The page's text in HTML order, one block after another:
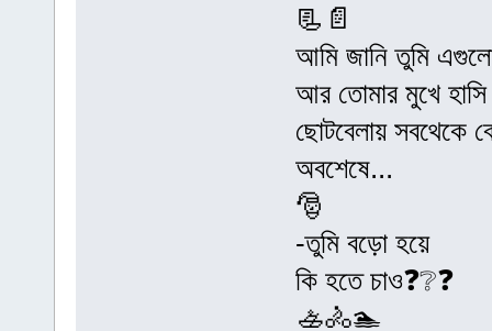
📃📄
আমি জানি তুমি
আর তোমার মুখে
ছোটবেলায় সবথেকে
অবশেষে...
🎅
-তুমি বড়ো হয়ে
কি হতে চাও❓❔❓
🚣🚴🏊